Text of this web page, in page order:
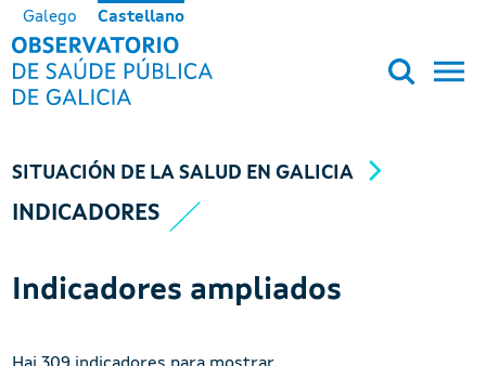
Pasar al contenido principal
Galego Castellano
OBSERVATORIO DE SALUD
SITUACIÓN DE LA SALUD EN GALICIA
INDICADORES
Indicadores ampliados